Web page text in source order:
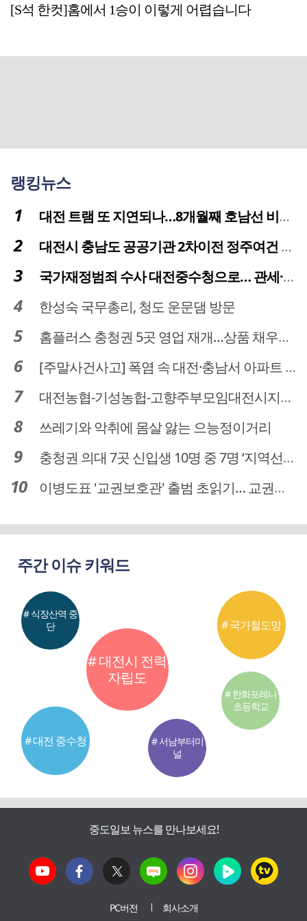
[S석 한컷]홈에서 1승이 이렇게 어렵습니다
랭킹뉴스
대전 트램 또 지연되나…8개월째 호남선 비개착공사 시공사 선정 난항
대전시 충남도 공공기관 2차이전 정주여건 확보 시급
국가재정범죄 수사 대전중수청으로… 관세·국세 수사 전문인력 주목
한성숙 국무총리, 청도 운문댐 방문
홈플러스 충청권 5곳 영업 재개…상품 채우기 ‘속도전’
[주말사건사고] 폭염 속 대전·충남서 아파트 화재·정전 잇따라…주민 대피·불편
대전농협-기성농헙-고향주부모임대전시지회, 이심점심 중식지원 봉사활동
쓰레기와 악취에 몸살 앓는 으능정이거리
충청권 의대 7곳 신입생 10명 중 7명 ‘지역선발’… 대전도 69.7%
이병도표 '교권보호관' 출범 초읽기… 교권침해 대응체계 막바지 정비
주간 이슈 키워드
# 대전시 전력
자립도
# 대전 중수청
# 국가철도망
# 식장산역 중
단
# 서남부터미
널
# 한화포레나
초등학교
중도일보 뉴스를 만나보세요!
PC버전 회사소개